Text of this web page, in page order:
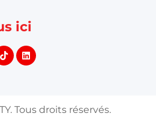
ici
Tous droits réservés.